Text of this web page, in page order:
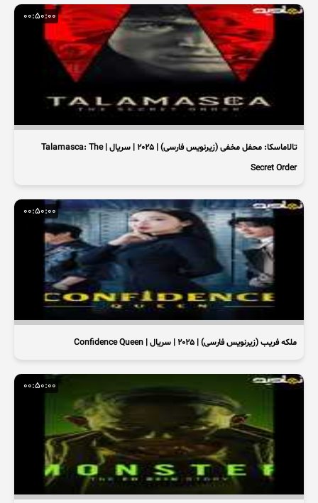
00:50:00
تالاماسکا: محفل مخفی (زیرنویس فارسی) | 2025 | سریال | Talamasca: The
Secret Order
00:50:00
ملکه فریب (زیرنویس فارسی) | 2025 | سریال | Confidence Queen
00:50:00